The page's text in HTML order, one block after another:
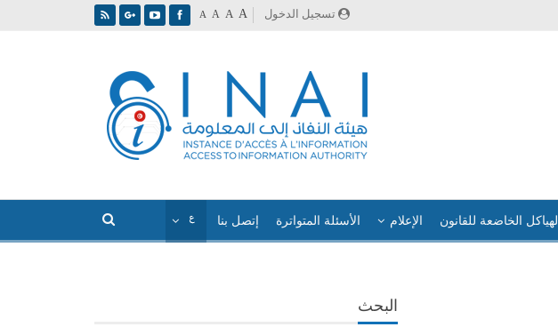
تسجيل الدخول A A A A
الهياكل الخاضعة للقانون الإعلام الأسئلة المتواترة إتصل بنا
البحث